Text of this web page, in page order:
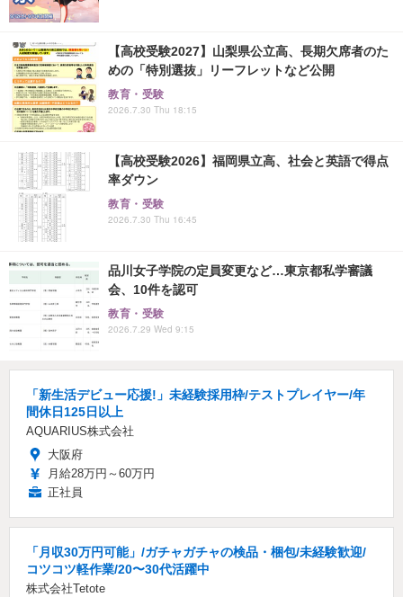
【高校受験2027】山梨県公立高、長期欠席者のた
めの「特別選抜」リーフレットなど公開
教育・受験
2026.7.30 Thu 18:15
【高校受験2026】福岡県立高、社会と英語で得点
率ダウン
教育・受験
2026.7.30 Thu 16:45
品川女子学院の定員変更など…東京都私学審議
会、10件を認可
教育・受験
2026.7.29 Wed 9:15
「新生活デビュー応援!」未経験採用枠/テストプレイヤー/年
間休日125日以上
AQUARIUS株式会社
大阪府
月給28万円～60万円
正社員
「月収30万円可能」/ガチャガチャの検品・梱包/未経験歓迎/
コツコツ軽作業/20〜30代活躍中
株式会社Tetote